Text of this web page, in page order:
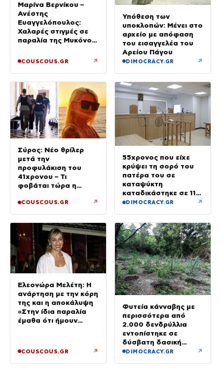
Μαρίνα Βερνίκου –
Ανέστης
Ευαγγελόπουλος:
Χαλαρές στιγμές σε
παραλία της Μυκόνου
COUSCOUS.GR ↗
Υπόθεση των
υποκλοπών: Μένει στο
αρχείο με απόφαση
του εισαγγελέα του
Αρείου Πάγου
DIMOCRACY.GR ↗
Σύρος: Νέο θρίλερ
μετά την
προφυλάκιση του
41χρονου – Τι
φοβάται τώρα η
COUSCOUS.GR ↗
55χρονος που είχε
κρύψει τη σορό του
πατέρα του σε
καταψύκτη
καταδικάστηκε σε 11
μήνες με αναστολή
DIMOCRACY.GR ↗
Ελεονώρα Μελέτη: Η
ανάρτηση με την κόρη
της και η αποκάλυψη
«Στην ίδια παραλία
έμαθα ότι ήμουν
COUSCOUS.GR ↗
Φυτεία κάνναβης με
περισσότερα από
2.000 δενδρύλλια
εντοπίστηκε σε
δύσβατη δασική
περιοχή στη Φθιώτιδα
DIMOCRACY.GR ↗